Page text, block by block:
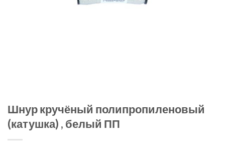
Шнур кручёный полипропиленовый
(катушка) , белый ПП